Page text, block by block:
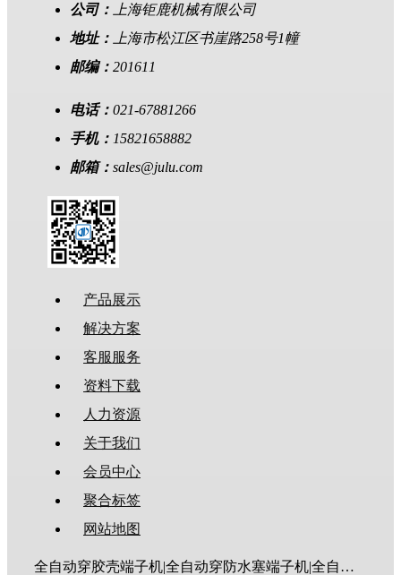
公司：
上海钜鹿机械有限公司
地址：
上海市松江区书崖路258号1幢
邮编： 201611
电话： 021-67881266
手机： 15821658882
邮箱： sales@julu.com
产品展示
解决方案
客服服务
资料下载
人力资源
关于我们
会员中心
聚合标签
网站地图
全自动穿胶壳端子机|全自动穿防水塞端子机|全自动穿热缩管端子机|全自动穿护套端子机|全自动穿号码管端子机|全自动端子机|全自动穿防水栓端子机|端子压着机|端子压接机|静音端子机|多芯线端子机|护套线端子机|全自动排线端子机|新能源大平方压接机|电脑剥线机|自动剥线机|裁线机|剥线机